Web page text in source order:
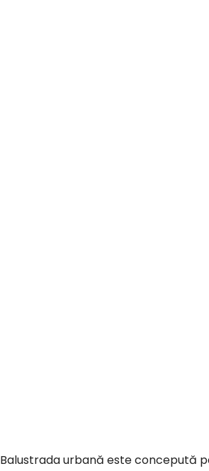
Balustrada urbană este concepută pentru a asigura siguranța, delimitarea și organizarea spațiilor urbane aglomerate. Aceasta este o